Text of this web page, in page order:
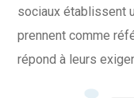
sociaux établissent
prennent comme
répond à leurs